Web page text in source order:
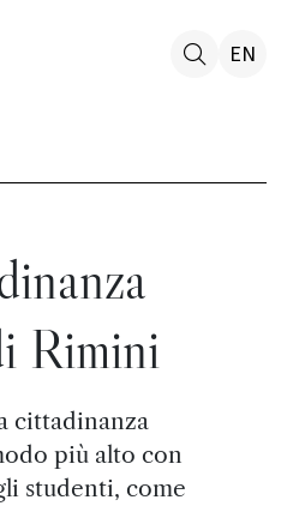
EN
Rimini
cittadinanza
più alto con
studenti, come